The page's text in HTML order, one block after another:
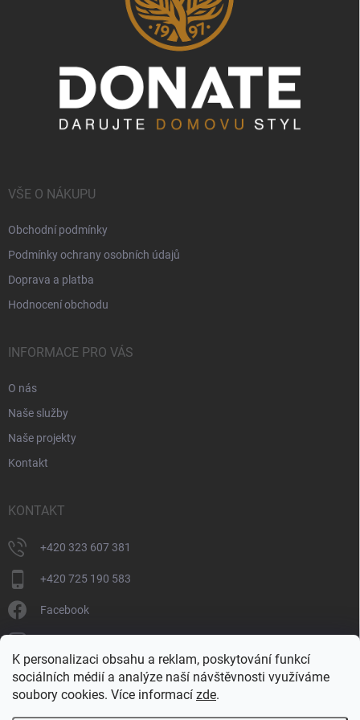
K personalizaci obsahu a reklam, poskytování funkcí
sociálních médií a analýze naší návštěvnosti využíváme
soubory cookies. Více informací zde.
VŠE O NÁKUPU
Obchodní podmínky
Podmínky ochrany osobních údajů
Doprava a platba
Hodnocení obchodu
INFORMACE PRO VÁS
O nás
Naše služby
Naše projekty
Kontakt
KONTAKT
+420 323 607 381
+420 725 190 583
Facebook
+420 725 190 583